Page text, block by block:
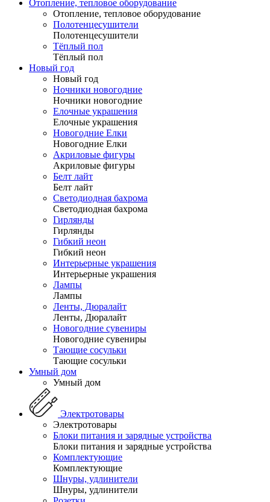
Отопление, тепловое оборудование
Отопление, тепловое оборудование
Полотенцесушители
Полотенцесушители
Тёплый пол
Тёплый пол
Новый год
Новый год
Ночники новогодние
Ночники новогодние
Елочные украшения
Елочные украшения
Новогодние Елки
Новогодние Елки
Акриловые фигуры
Акриловые фигуры
Белт лайт
Белт лайт
Светодиодная бахрома
Светодиодная бахрома
Гирлянды
Гирлянды
Гибкий неон
Гибкий неон
Интерьерные украшения
Интерьерные украшения
Лампы
Лампы
Ленты, Дюралайт
Ленты, Дюралайт
Новогодние сувениры
Новогодние сувениры
Тающие сосульки
Тающие сосульки
Умный дом
Умный дом
Электротовары
Электротовары
Блоки питания и зарядные устройства
Блоки питания и зарядные устройства
Комплектующие
Комплектующие
Шнуры, удлинители
Шнуры, удлинители